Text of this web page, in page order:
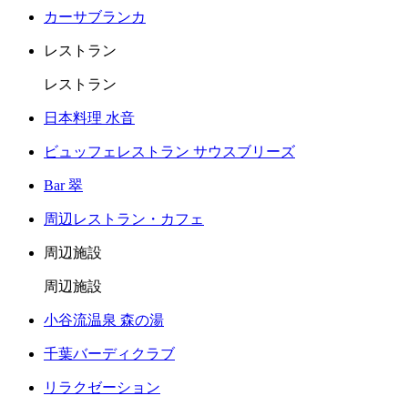
カーサブランカ
レストラン
レストラン
日本料理 水音
ビュッフェレストラン サウスブリーズ
Bar 翠
周辺レストラン・カフェ
周辺施設
周辺施設
小谷流温泉 森の湯
千葉バーディクラブ
リラクゼーション